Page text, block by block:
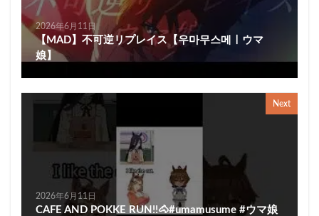
2026年6月11日
【MAD】不可逆リプレイス【우마무스메ㅣウマ
娘】
Next
2026年6月11日
CAFE AND POKKE RUN!!🐴#umamusume #ウマ娘